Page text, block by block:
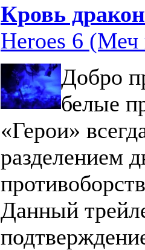
Кровь
Heroes 6 (Меч
Добро
белые
«Герои»
разделением
Данный